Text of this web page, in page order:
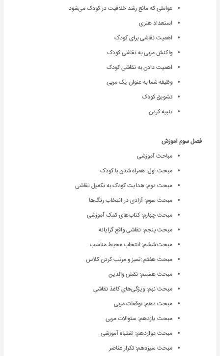
عواملی که مانع رشد خلاقیت در کودک می‌شود
استعداد هنری
اهمیت نقاشی برای کودک
واکنش مربی به نقاشی کودک
اهمیت دادن به نقاشی کودک
وظیفه شما به عنوان یک مربی
تشویق کودک
تنبیه کردن
فصل سوم آموزش
مباحث آموزشی
مبحث اول: همراه شدن با کودک
مبحث دوم: هدایت کودک به تکمیل نقاشی
مبحث سوم: آزادی در انتخاب رنگ‌ها
مبحث چهارم: کتاب‌‌های کمک آموزشی
مبحث پنجم: نقاشی واقع گرایانه
مبحث ششم: انتخاب محیط مناسب
مبحث هفتم :تمیز و مرتب کردن کلاس
مبحث هشتم: نقش والدین
مبحث نهم: ویژگی‌‌های کاغذ نقاشی
مبحث دهم: توقعات مربی
مبحث یازدهم: سئوالات مربی
مبحث دوازدهم: اشتباه آموزشی
مبحث سیزدهم: تکرار عناصر